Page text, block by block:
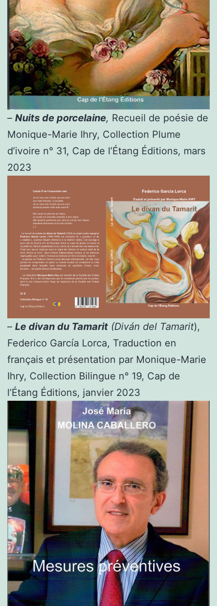
– Nuits de porcelaine, Recueil de poésie de
Monique-Marie Ihry, Collection Plume
d’ivoire n° 31, Cap de l’Étang Éditions, mars
2023
– Le divan du Tamarit (Diván del Tamarit),
Federico García Lorca, Traduction en
français et présentation par Monique-Marie
Ihry, Collection Bilingue n° 19, Cap de
l’Étang Éditions, janvier 2023